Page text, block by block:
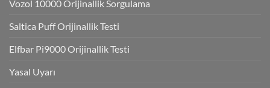
Vozol 10000 Orijinallik Sorgulama
Saltica Puff Orijinallik Testi
Elfbar Pi9000 Orijinallik Testi
Yasal Uyarı